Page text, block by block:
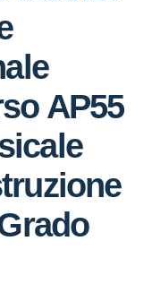
AP55